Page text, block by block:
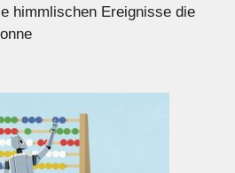
himmlischen Ereignisse die